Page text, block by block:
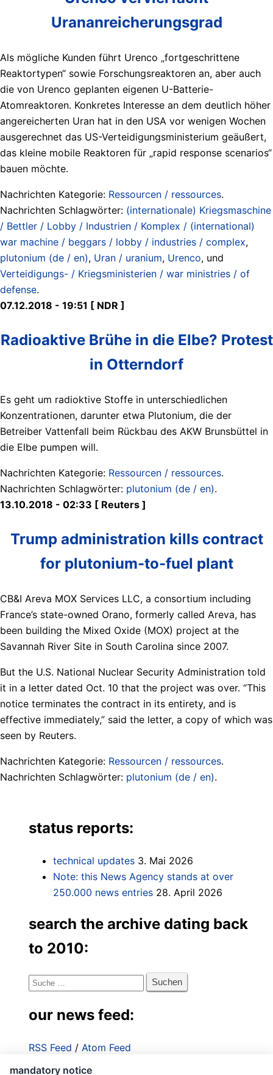
Urananreicherungsgrad
Als mögliche Kunden führt Urenco „fortgeschrittene
Reaktortypen“ sowie Forschungsreaktoren an, aber auch
die von Urenco geplanten eigenen U-Batterie-
Atomreaktoren. Konkretes Interesse an dem deutlich höher
angereicherten Uran hat in den USA vor wenigen Wochen
ausgerechnet das US-Verteidigungsministerium geäußert,
das kleine mobile Reaktoren für „rapid response scenarios“
bauen möchte.
Nachrichten Kategorie: Ressourcen / ressources.
Nachrichten Schlagwörter: (internationale) Kriegsmaschine
/ Bettler / Lobby / Industrien / Komplex / (international)
war machine / beggars / lobby / industries / complex,
plutonium (de / en), Uran / uranium, Urenco, und
Verteidigungs- / Kriegsministerien / war ministries / of
defense.
07.12.2018 - 19:51 [ NDR ]
Radioaktive Brühe in die Elbe? Protest
in Otterndorf
Es geht um radioktive Stoffe in unterschiedlichen
Konzentrationen, darunter etwa Plutonium, die der
Betreiber Vattenfall beim Rückbau des AKW Brunsbüttel in
die Elbe pumpen will.
Nachrichten Kategorie: Ressourcen / ressources.
Nachrichten Schlagwörter: plutonium (de / en).
13.10.2018 - 02:33 [ Reuters ]
Trump administration kills contract
for plutonium-to-fuel plant
CB&I Areva MOX Services LLC, a consortium including
France’s state-owned Orano, formerly called Areva, has
been building the Mixed Oxide (MOX) project at the
Savannah River Site in South Carolina since 2007.
But the U.S. National Nuclear Security Administration told
it in a letter dated Oct. 10 that the project was over. “This
notice terminates the contract in its entirety, and is
effective immediately,” said the letter, a copy of which was
seen by Reuters.
Nachrichten Kategorie: Ressourcen / ressources.
Nachrichten Schlagwörter: plutonium (de / en).
status reports:
technical updates 3. Mai 2026
Note: this News Agency stands at over
250.000 news entries 28. April 2026
search the archive dating back
to 2010:
Suche
our news feed:
RSS Feed / Atom Feed
mandatory notice